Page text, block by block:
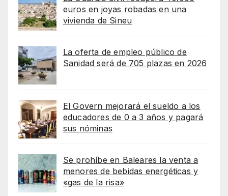
euros en joyas robadas en una
vivienda de Sineu
La oferta de empleo público de
Sanidad será de 705 plazas en 2026
El Govern mejorará el sueldo a los
educadores de 0 a 3 años y pagará
sus nóminas
Se prohíbe en Baleares la venta a
menores de bebidas energéticas y
«gas de la risa»